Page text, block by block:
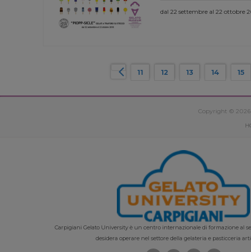
dal 22 settembre al 22 ottobre
11 12 13 14 15
Copyright © 2026
Carpigiani Gelato University è un centro internazionale di formazione al
desidera operare nel settore della gelateria e pasticceria